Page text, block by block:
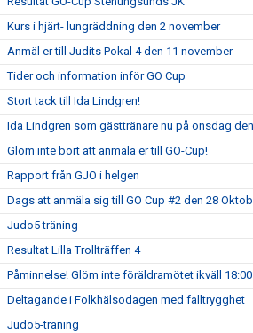
Kurs i hjärt- lungräddning den 2 november
Anmäl er till Judits Pokal 4 den 11 november
Tider och information inför GO Cup
Stort tack till Ida Lindgren!
Ida Lindgren som gästtränare nu på onsdag
Glöm inte bort att anmäla er till GO-Cup!
Rapport från GJO i helgen
Dags att anmäla sig till GO Cup #2 den 28
Judo5 träning
Resultat Lilla Trollträffen 4
Påminnelse! Glöm inte föräldramötet ikväll 18:00
Deltagande i Folkhälsodagen med falltrygghet
Judo5-träning